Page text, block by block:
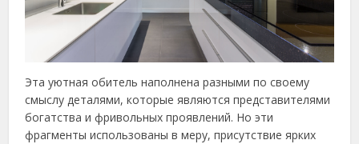
Эта уютная обитель наполнена разными по своему
смыслу деталями, которые являются представителями
богатства и фривольных проявлений. Но эти
фрагменты использованы в меру, присутствие ярких